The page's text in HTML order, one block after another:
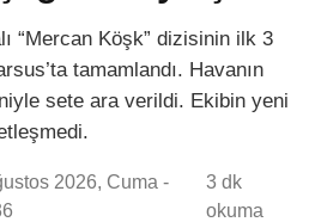
“Mercan Köşk” dizisinin ilk 3
tamamlandı. Havanın
sete ara verildi. Ekibin yeni
2026, Cuma -
3 dk
okuma